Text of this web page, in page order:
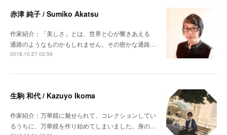
赤津 純子 / Sumiko Akatsu
作家紹介：「美しさ」とは、世界と心が響きあえる
通路のようなものかもしれません。その密かな通路…
2018.10.27 02:56
生駒 和代 / Kazuyo Ikoma
作家紹介：万華鏡に魅せられて、コレクションしてい
るうちに、万華鏡を作り始めてしまいました。身の…